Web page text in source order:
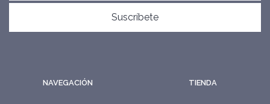
Suscríbete
NAVEGACIÓN TIENDA